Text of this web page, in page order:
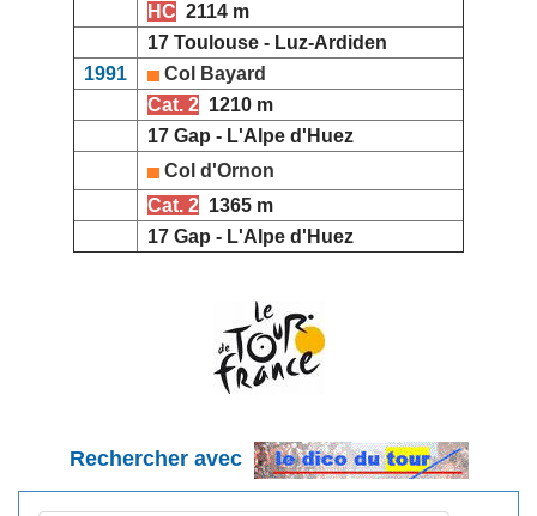
HC 2114 m
17 Toulouse - Luz-Ardiden
1991
Col Bayard
Cat. 2 1210 m
17 Gap - L'Alpe d'Huez
Col d'Ornon
Cat. 2 1365 m
17 Gap - L'Alpe d'Huez
Rechercher avec